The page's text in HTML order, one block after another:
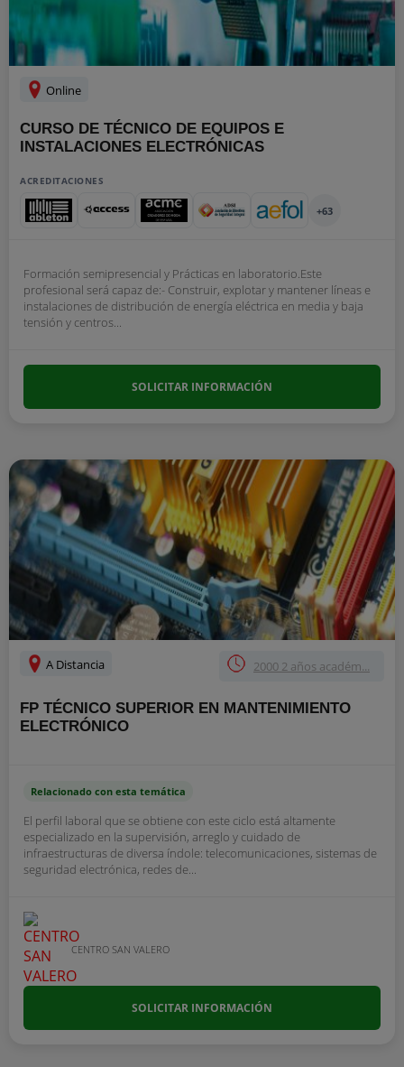
Online
CURSO DE TÉCNICO DE EQUIPOS E
INSTALACIONES ELECTRÓNICAS
ACREDITACIONES
+63
Formación semipresencial y Prácticas en laboratorio.Este
profesional será capaz de:- Construir, explotar y mantener líneas e
instalaciones de distribución de energía eléctrica en media y baja
tensión y centros...
SOLICITAR INFORMACIÓN
A Distancia 2000 2 años académ...
FP TÉCNICO SUPERIOR EN MANTENIMIENTO
ELECTRÓNICO
Relacionado con esta temática
El perfil laboral que se obtiene con este ciclo está altamente
especializado en la supervisión, arreglo y cuidado de
infraestructuras de diversa índole: telecomunicaciones, sistemas de
seguridad electrónica, redes de...
CENTRO SAN VALERO
SOLICITAR INFORMACIÓN